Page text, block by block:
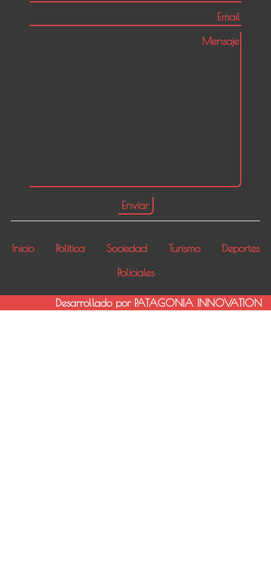
Inicio Política Sociedad Turismo
Deportes
Policiales
Desarrollado por PATAGONIA INNOVATION